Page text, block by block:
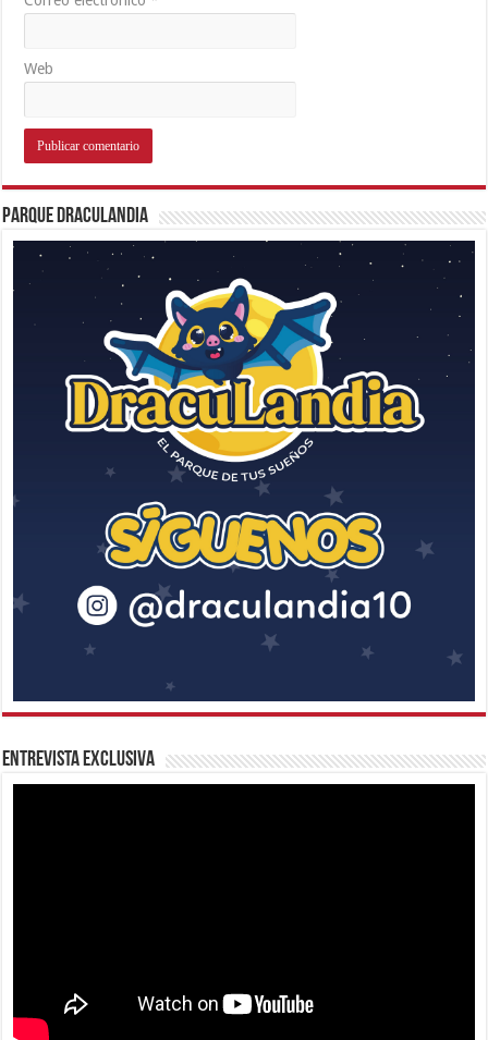
Web
Parque Draculandia
Entrevista Exclusiva